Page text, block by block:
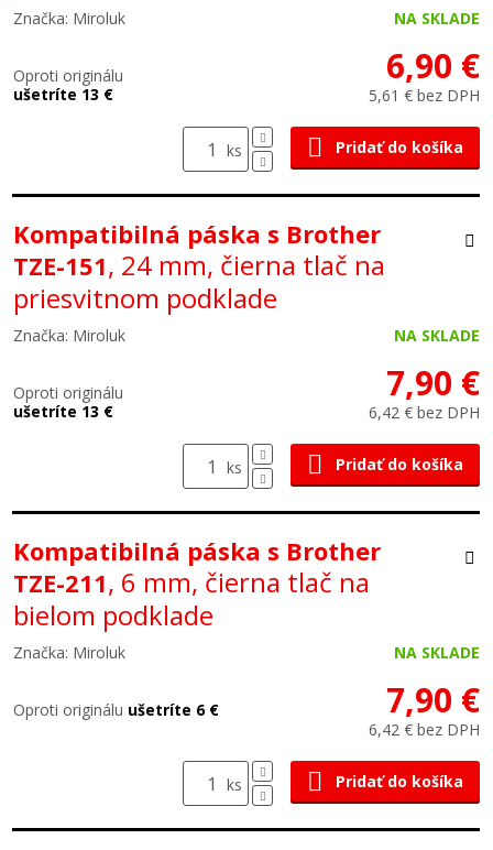
Značka: Miroluk NA SKLADE
Oproti originálu
ušetríte 13 €
6,90 €
5,61 € bez DPH
ks Pridať do košíka
Kompatibilná páska s Brother
TZE-151, 24 mm, čierna tlač na
priesvitnom podklade
Značka: Miroluk NA SKLADE
Oproti originálu
ušetríte 13 €
7,90 €
6,42 € bez DPH
ks Pridať do košíka
Kompatibilná páska s Brother
TZE-211, 6 mm, čierna tlač na
bielom podklade
Značka: Miroluk NA SKLADE
Oproti originálu ušetríte 6 € 7,90 €
6,42 € bez DPH
ks Pridať do košíka